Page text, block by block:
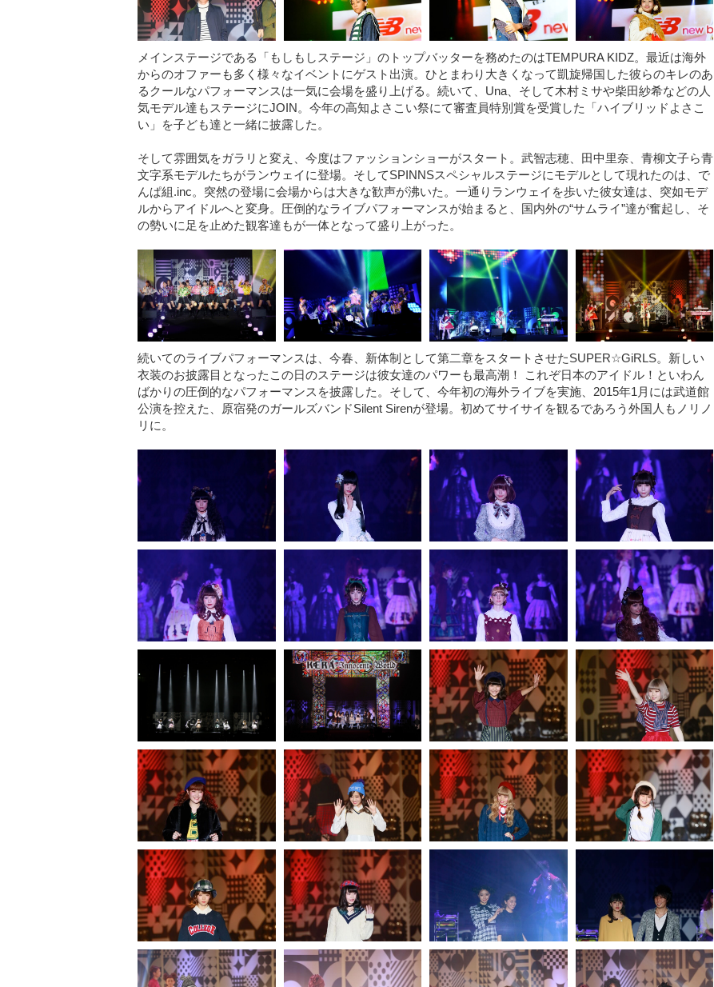
メインステージである「もしもしステージ」のトップバッターを務めたのはTEMPURA KIDZ。最近は海外
からのオファーも多く様々なイベントにゲスト出演。ひとまわり大きくなって凱旋帰国した彼らのキレのあ
るクールなパフォーマンスは一気に会場を盛り上げる。続いて、Una、そして木村ミサや柴田紗希などの人
気モデル達もステージにJOIN。今年の高知よさこい祭にて審査員特別賞を受賞した「ハイブリッドよさこ
い」を子ども達と一緒に披露した。
そして雰囲気をガラリと変え、今度はファッションショーがスタート。武智志穂、田中里奈、青柳文子ら青
文字系モデルたちがランウェイに登場。そしてSPINNSスペシャルステージにモデルとして現れたのは、で
んぱ組.inc。突然の登場に会場からは大きな歓声が沸いた。一通りランウェイを歩いた彼女達は、突如モデ
ルからアイドルへと変身。圧倒的なライブパフォーマンスが始まると、国内外の“サムライ”達が奮起し、そ
の勢いに足を止めた観客達もが一体となって盛り上がった。
続いてのライブパフォーマンスは、今春、新体制として第二章をスタートさせたSUPER☆GiRLS。新しい
衣装のお披露目となったこの日のステージは彼女達のパワーも最高潮！ これぞ日本のアイドル！といわん
ばかりの圧倒的なパフォーマンスを披露した。そして、今年初の海外ライブを実施、2015年1月には武道館
公演を控えた、原宿発のガールズバンドSilent Sirenが登場。初めてサイサイを観るであろう外国人もノリノ
リに。